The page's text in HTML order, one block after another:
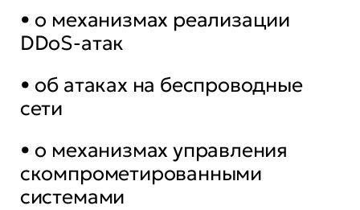
• о механизмах реализации
DDoS-атак
• об атаках на беспроводные
сети
• о механизмах управления
скомпрометированными
системами